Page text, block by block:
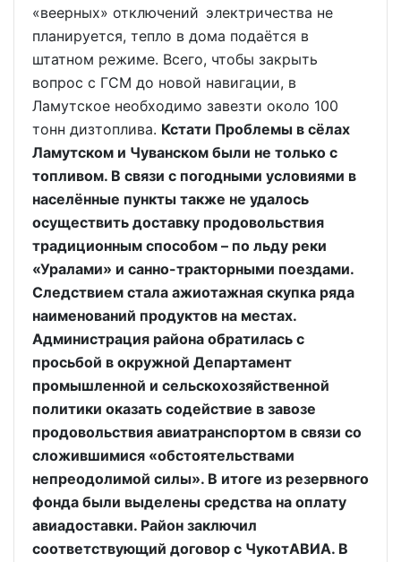
«веерных» отключений электричества не
планируется, тепло в дома подаётся в
штатном режиме. Всего, чтобы закрыть
вопрос с ГСМ до новой навигации, в
Ламутское необходимо завезти около 100
тонн дизтоплива. Кстати Проблемы в сёлах
Ламутском и Чуванском были не только с
топливом. В связи с погодными условиями в
населённые пункты также не удалось
осуществить доставку продовольствия
традиционным способом – по льду реки
«Уралами» и санно-тракторными поездами.
Следствием стала ажиотажная скупка ряда
наименований продуктов на местах.
Администрация района обратилась с
просьбой в окружной Департамент
промышленной и сельскохозяйственной
политики оказать содействие в завозе
продовольствия авиатранспортом в связи со
сложившимися «обстоятельствами
непреодолимой силы». В итоге из резервного
фонда были выделены средства на оплату
авиадоставки. Район заключил
соответствующий договор с ЧукотАВИА. В